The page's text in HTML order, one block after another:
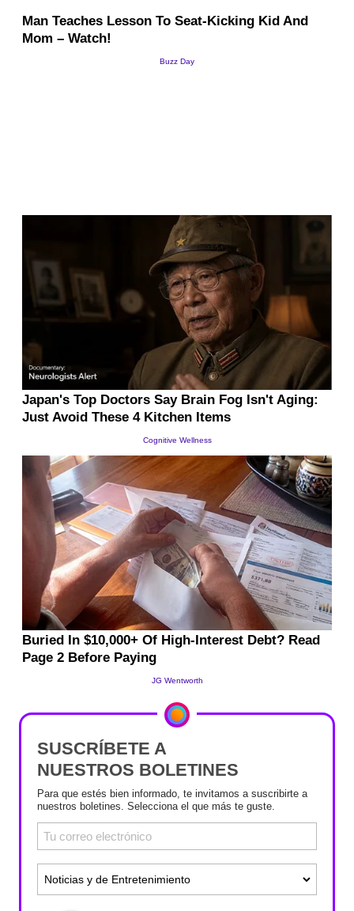
SUSCRÍBETE A
NUESTROS BOLETINES
Para que estés bien informado, te invitamos a suscribirte a
nuestros boletines. Selecciona el que más te guste.